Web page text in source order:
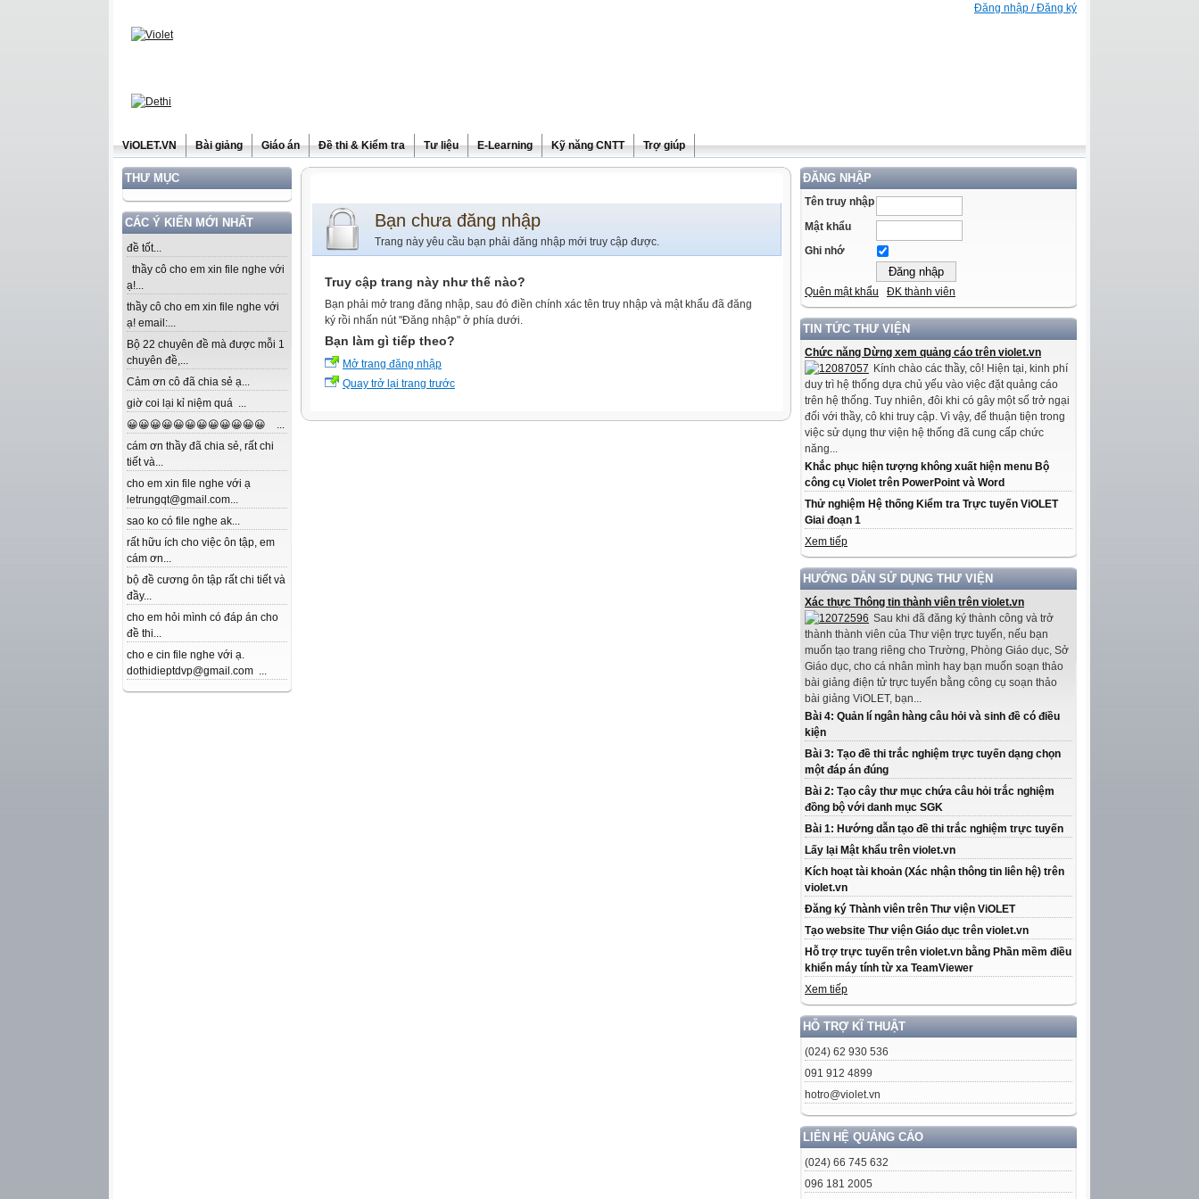
Đăng nhập / Đăng ký
ViOLET.VN Bài giảng Giáo án Đề thi & Kiểm tra Tư liệu E-Learning Kỹ năng CNTT Trợ giúp
THƯ MỤC
CÁC Ý KIẾN MỚI NHẤT
đề tốt...
thầy cô cho em xin file nghe với
ạ!...
thầy cô cho em xin file nghe với
ạ! email:...
Bộ 22 chuyên đề mà được mỗi 1
chuyên đề,...
Cảm ơn cô đã chia sẻ ạ...
giờ coi lại kỉ niệm quá ...
😀😀😀😀😀😀😀😀😀😀😀😀 ...
cám ơn thầy đã chia sẻ, rất chi
tiết và...
cho em xin file nghe với ạ
letrungqt@gmail.com...
sao ko có file nghe ak...
rất hữu ích cho việc ôn tập, em
cám ơn...
bộ đề cương ôn tập rất chi tiết và
đầy...
cho em hỏi mình có đáp án cho
đề thi...
cho e cin file nghe với ạ.
dothidieptdvp@gmail.com ...
ĐĂNG NHẬP
Tên truy nhập
Mật khẩu
Ghi nhớ
Quên mật khẩu ĐK thành viên
TIN TỨC THƯ VIỆN
Chức năng Dừng xem quảng cáo trên violet.vn
Kính chào các thầy, cô! Hiện tại, kinh phí
duy trì hệ thống dựa chủ yếu vào việc đặt quảng cáo
trên hệ thống. Tuy nhiên, đôi khi có gây một số trở ngại
đối với thầy, cô khi truy cập. Vì vậy, để thuận tiện trong
việc sử dụng thư viện hệ thống đã cung cấp chức
năng...
Khắc phục hiện tượng không xuất hiện menu Bộ
công cụ Violet trên PowerPoint và Word
Thử nghiệm Hệ thống Kiểm tra Trực tuyến ViOLET
Giai đoạn 1
Xem tiếp
HƯỚNG DẪN SỬ DỤNG THƯ VIỆN
Xác thực Thông tin thành viên trên violet.vn
Sau khi đã đăng ký thành công và trở
thành thành viên của Thư viện trực tuyến, nếu bạn
muốn tạo trang riêng cho Trường, Phòng Giáo dục, Sở
Giáo dục, cho cá nhân mình hay bạn muốn soạn thảo
bài giảng điện tử trực tuyến bằng công cụ soạn thảo
bài giảng ViOLET, bạn...
Bài 4: Quản lí ngân hàng câu hỏi và sinh đề có điều
kiện
Bài 3: Tạo đề thi trắc nghiệm trực tuyến dạng chọn
một đáp án đúng
Bài 2: Tạo cây thư mục chứa câu hỏi trắc nghiệm
đồng bộ với danh mục SGK
Bài 1: Hướng dẫn tạo đề thi trắc nghiệm trực tuyến
Lấy lại Mật khẩu trên violet.vn
Kích hoạt tài khoản (Xác nhận thông tin liên hệ) trên
violet.vn
Đăng ký Thành viên trên Thư viện ViOLET
Tạo website Thư viện Giáo dục trên violet.vn
Hỗ trợ trực tuyến trên violet.vn bằng Phần mềm điều
khiển máy tính từ xa TeamViewer
Xem tiếp
HỖ TRỢ KĨ THUẬT
(024) 62 930 536
091 912 4899
hotro@violet.vn
LIÊN HỆ QUẢNG CÁO
(024) 66 745 632
096 181 2005
Bạn chưa đăng nhập
Trang này yêu cầu bạn phải đăng nhập mới truy cập được.
Truy cập trang này như thế nào?
Bạn phải mở trang đăng nhập, sau đó điền chính xác tên truy nhập và mật khẩu đã đăng
ký rồi nhấn nút "Đăng nhập" ở phía dưới.
Bạn làm gì tiếp theo?
Mở trang đăng nhập
Quay trở lại trang trước